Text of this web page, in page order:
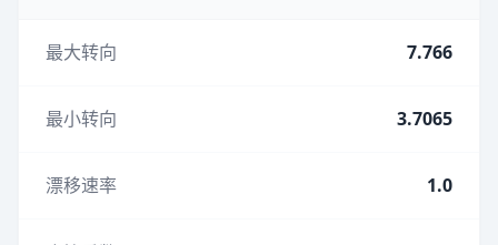
最大转向 7.766
最小转向 3.7065
漂移速率 1.0